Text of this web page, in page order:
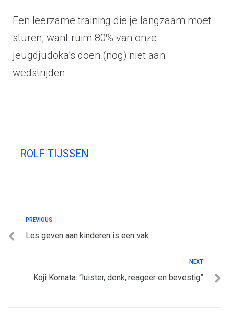
Een leerzame training die je langzaam moet
sturen, want ruim 80% van onze
jeugdjudoka’s doen (nog) niet aan
wedstrijden.
ROLF TIJSSEN
PREVIOUS
Les geven aan kinderen is een vak
NEXT
Koji Komata: “luister, denk, reageer en bevestig”